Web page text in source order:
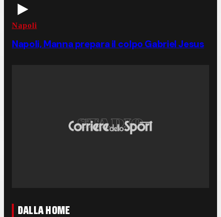
Napoli
Napoli, Manna prepara il colpo Gabriel Jesus
DALLA HOME